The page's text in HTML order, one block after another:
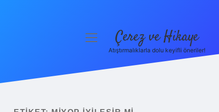
menüyü Çerez ve Hikaye
Atıştırmalıklarla dolu keyifli öneriler!